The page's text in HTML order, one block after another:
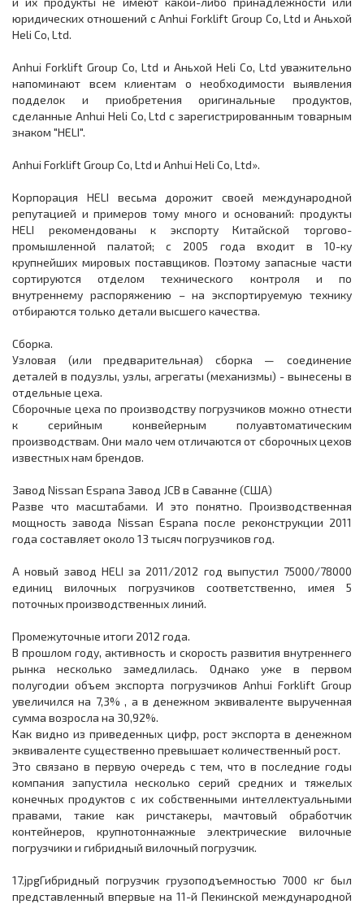
юридических отношений с Anhui Forklift Group Co, Ltd и Аньхой
Heli Co, Ltd.
Anhui Forklift Group Co, Ltd и Аньхой Heli Co, Ltd уважительно
напоминают всем клиентам о необходимости выявления
подделок и приобретения оригинальные продуктов,
сделанные Anhui Heli Co, Ltd с зарегистрированным товарным
знаком "HELI".
Anhui Forklift Group Co, Ltd и Anhui Heli Co, Ltd».
Корпорация HELI весьма дорожит своей международной
репутацией и примеров тому много и оснований: продукты
HELI рекомендованы к экспорту Китайской торгово-
промышленной палатой; с 2005 года входит в 10-ку
крупнейших мировых поставщиков. Поэтому запасные части
сортируются отделом технического контроля и по
внутреннему распоряжению – на экспортируемую технику
отбираются только детали высшего качества.
Сборка.
Узловая (или предварительная) сборка — соединение
деталей в подузлы, узлы, агрегаты (механизмы) - вынесены в
отдельные цеха.
Сборочные цеха по производству погрузчиков можно отнести
к серийным конвейерным полуавтоматическим
производствам. Они мало чем отличаются от сборочных цехов
известных нам брендов.
Завод Nissan Espana Завод JCB в Саванне (США)
Разве что масштабами. И это понятно. Производственная
мощность завода Nissan Espana после реконструкции 2011
года составляет около 13 тысяч погрузчиков год.
А новый завод HELI за 2011/2012 год выпустил 75000/78000
единиц вилочных погрузчиков соответственно, имея 5
поточных производственных линий.
Промежуточные итоги 2012 года.
В прошлом году, активность и скорость развития внутреннего
рынка несколько замедлилась. Однако уже в первом
полугодии объем экспорта погрузчиков Anhui Forklift Group
увеличился на 7,3% , а в денежном эквиваленте вырученная
сумма возросла на 30,92%.
Как видно из приведенных цифр, рост экспорта в денежном
эквиваленте существенно превышает количественный рост.
Это связано в первую очередь с тем, что в последние годы
компания запустила несколько серий средних и тяжелых
конечных продуктов с их собственными интеллектуальными
правами, такие как ричстакеры, мачтовый обработчик
контейнеров, крупнотоннажные электрические вилочные
погрузчики и гибридный вилочный погрузчик.
17.jpgГибридный погрузчик грузоподъемностью 7000 кг был
представленный впервые на 11-й Пекинской международной